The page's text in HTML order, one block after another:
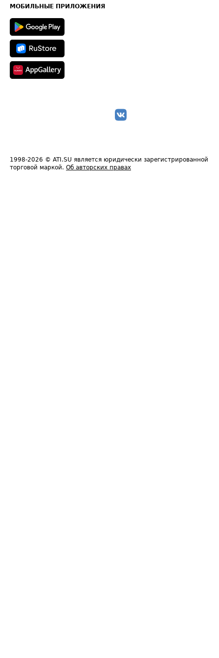
Техническая информация
МОБИЛЬНЫЕ ПРИЛОЖЕНИЯ
1998-2026 © ATI.SU является юридически зарегистрированной
торговой маркой. Об авторских правах